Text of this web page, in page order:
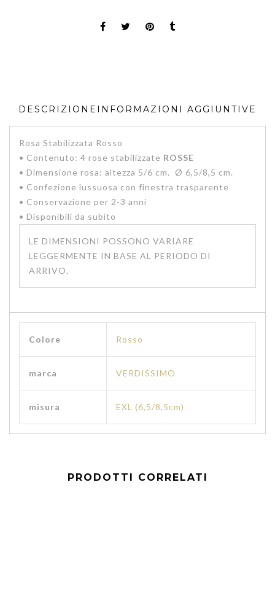
DESCRIZIONE INFORMAZIONI AGGIUNTIVE
Rosa Stabilizzata Rosso
• Contenuto: 4 rose stabilizzate ROSSE
• Dimensione rosa: altezza 5/6 cm. Ø 6,5/8,5 cm.
• Confezione lussuosa con finestra trasparente
• Conservazione per 2-3 anni
• Disponibili da subito
LE DIMENSIONI POSSONO VARIARE
LEGGERMENTE IN BASE AL PERIODO DI
ARRIVO.
Colore Rosso
marca VERDISSIMO
misura EXL (6,5/8,5cm)
PRODOTTI CORRELATI